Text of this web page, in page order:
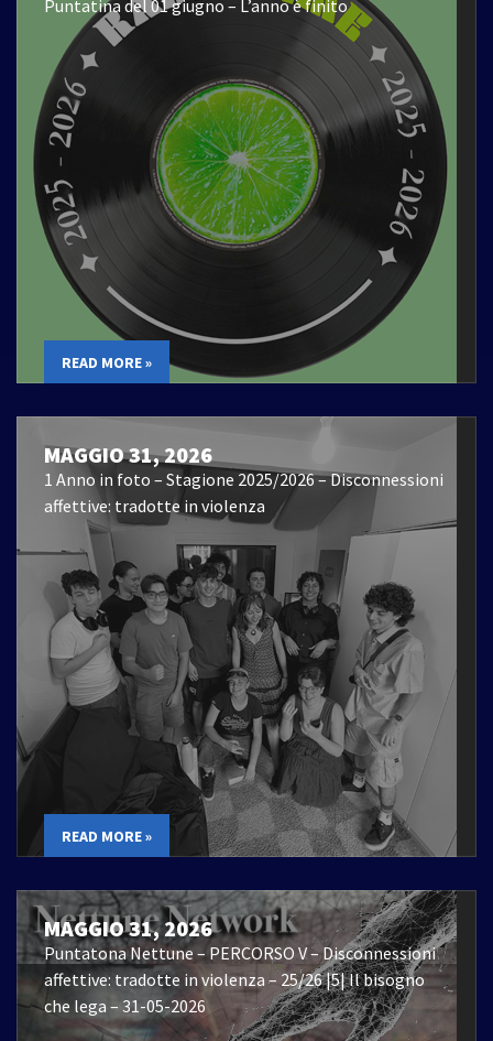
Puntatina del 01 giugno – L’anno è finito
READ MORE »
MAGGIO 31, 2026
1 Anno in foto – Stagione 2025/2026 – Disconnessioni
affettive: tradotte in violenza
READ MORE »
MAGGIO 31, 2026
Puntatona Nettune – PERCORSO V – Disconnessioni
affettive: tradotte in violenza – 25/26 |5| Il bisogno
che lega – 31-05-2026